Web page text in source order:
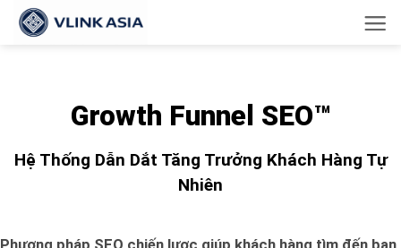
Bỏ
qua
Growth Funnel SEO™
Hệ Thống Dẫn Dắt Tăng Trưởng Khách Hàng Tự
Nhiên